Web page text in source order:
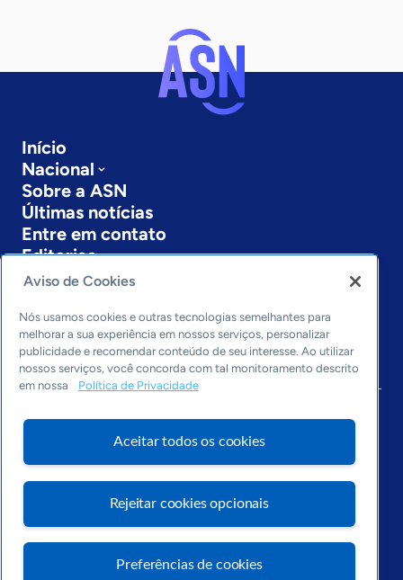
Início
Nacional
Sobre a ASN
Últimas notícias
Entre em contato
Editorias
Economia & Política
Inovação & Tecnologia
Cultura empreendedora
Dados
Arquivo
Aviso de Cookies
Nós usamos cookies e outras tecnologias semelhantes para
melhorar a sua experiência em nossos serviços, personalizar
publicidade e recomendar conteúdo de seu interesse. Ao utilizar
nossos serviços, você concorda com tal monitoramento descrito
em nossa
Política de Privacidade
Aceitar todos os cookies
Rejeitar cookies opcionais
Preferências de cookies